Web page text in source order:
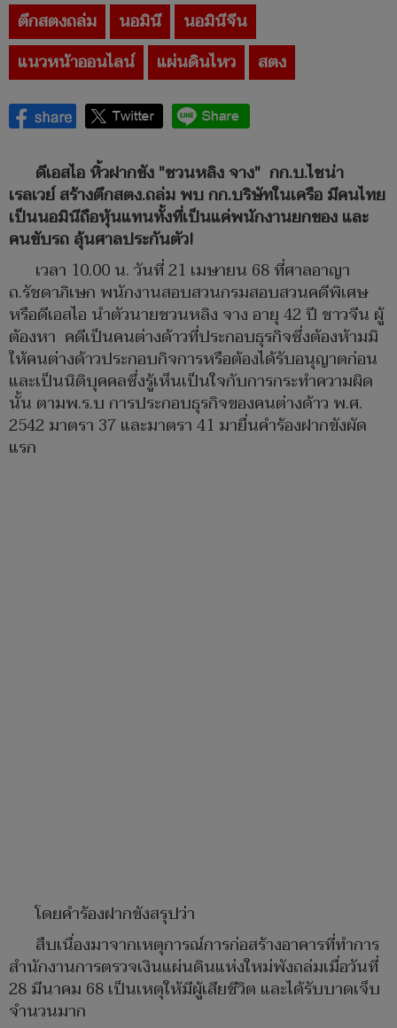
ตึกสตงถล่ม
นอมินี
นอมินีจีน
แนวหน้าออนไลน์
แผ่นดินไหว สตง
ดีเอสไอ หิ้วฝากขัง "ชวนหลิง จาง" กก.บ.ไชน่า
เรลเวย์ สร้างตึกสตง.ถล่ม พบ กก.บริษัทในเครือ มีคนไทย
เป็นนอมินีถือหุ้นแทนทั้งที่เป็นแค่พนักงานยกของ และ
คนขับรถ ลุ้นศาลประกันตัว!
เวลา 10.00 น. วันที่ 21 เมษายน 68 ที่ศาลอาญา
ถ.รัชดาภิเษก พนักงานสอบสวนกรมสอบสวนคดีพิเศษ
หรือดีเอสไอ นำตัวนายชวนหลิง จาง อายุ 42 ปี ชาวจีน ผู้
ต้องหา คดีเป็นคนต่างด้าวที่ประกอบธุรกิจซึ่งต้องห้ามมิ
ให้คนต่างด้าวประกอบกิจการหรือต้องได้รับอนุญาตก่อน
และเป็นนิติบุคคลซึ่งรู้เห็นเป็นใจกับการกระทำความผิด
นั้น ตามพ.ร.บ การประกอบธุรกิจของคนต่างด้าว พ.ศ.
2542 มาตรา 37 และมาตรา 41 มายื่นคำร้องฝากขังผัด
แรก
โดยคำร้องฝากขังสรุปว่า
สืบเนื่องมาจากเหตุการณ์การก่อสร้างอาคารที่ทำการ
สำนักงานการตรวจเงินแผ่นดินแห่งใหม่พังถล่มเมื่อวันที่
28 มีนาคม 68 เป็นเหตุให้มีผู้เสียชีวิต และได้รับบาดเจ็บ
จำนวนมาก